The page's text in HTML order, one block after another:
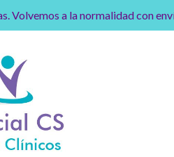
Volvemos a la normalidad con